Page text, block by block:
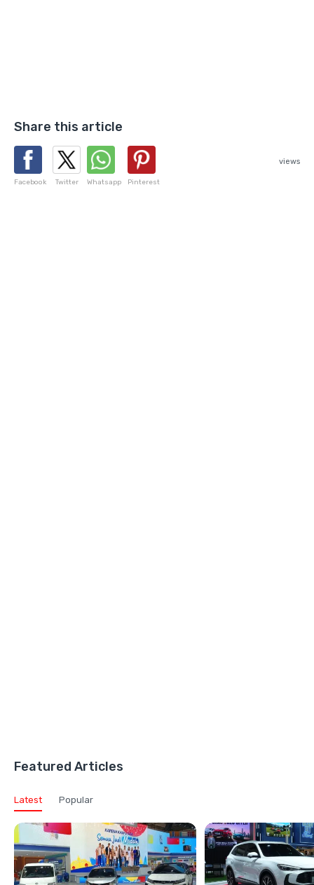
Share this article
Facebook Twitter Whatsapp Pinterest
views
Featured Articles
Latest Popular